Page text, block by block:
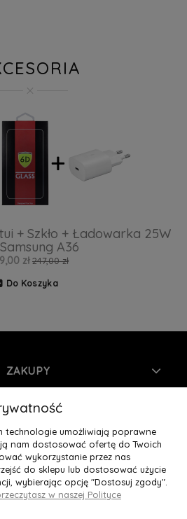
+ Szkło + Ładowarka 25W
A36
zł 247,00 zł
Do Koszyka
ZAKUPY
KONTO
O NAS
technologie umożliwiają poprawne
nam dostosować ofertę do Twoich
wykorzystanie przez nas
do sklepu lub dostosować użycie
wybierając opcję "Dostosuj zgody".
w naszej Polityce